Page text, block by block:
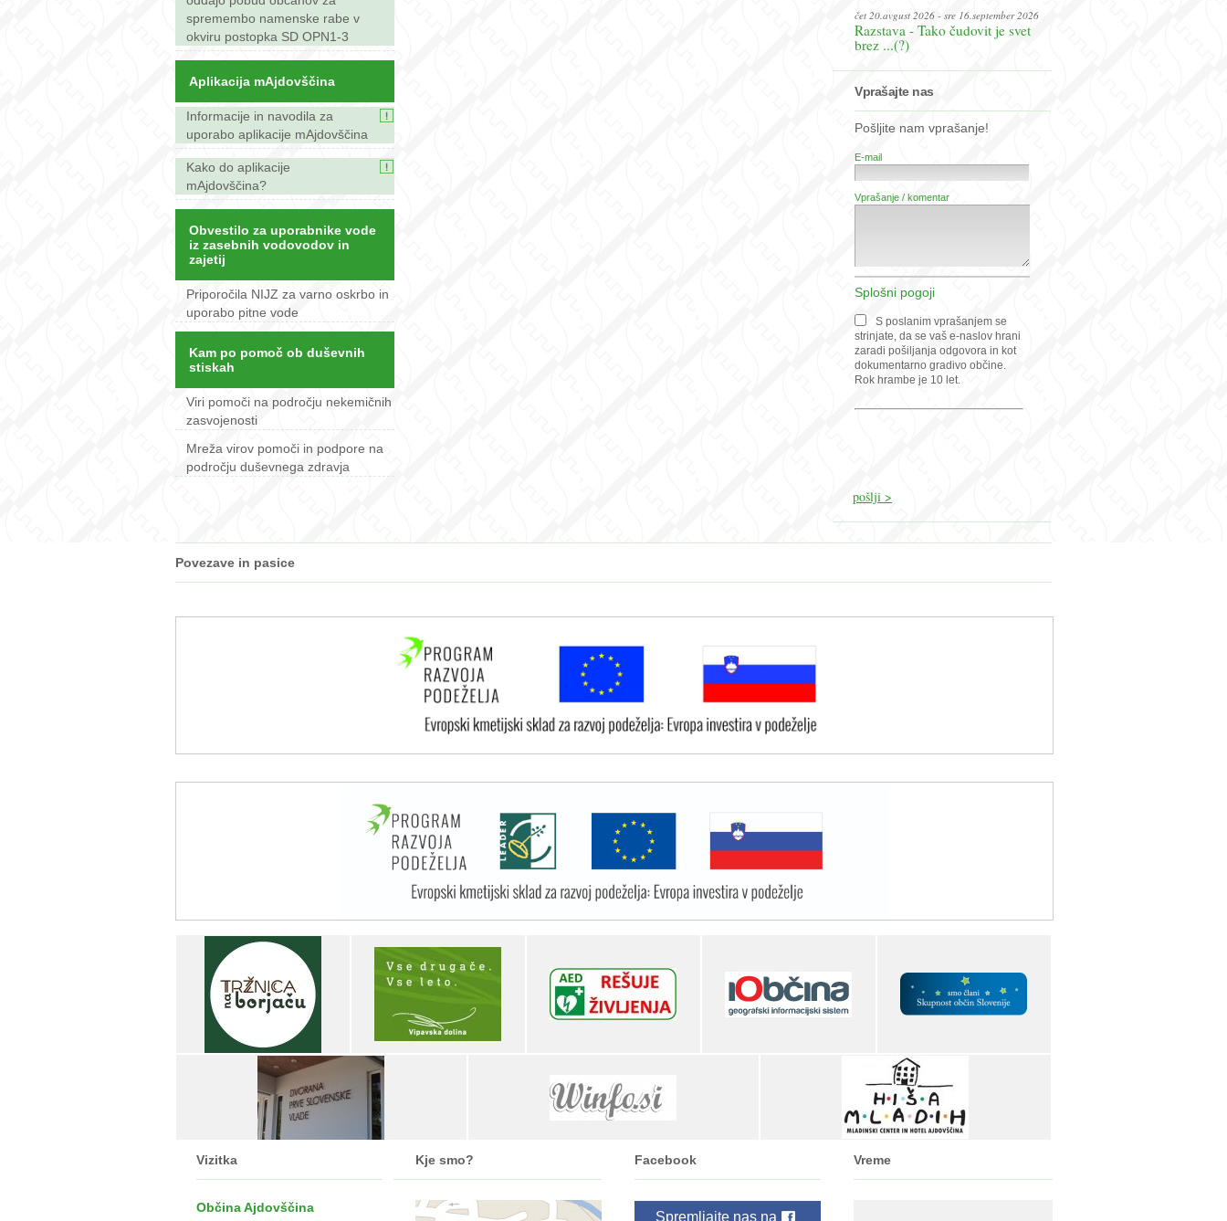
spremembo namenske rabe v
okviru postopka SD OPN1-3
Aplikacija mAjdovščina
Informacije in navodila za
uporabo aplikacije mAjdovščina
Kako do aplikacije
mAjdovščina?
Obvestilo za uporabnike vode
iz zasebnih vodovodov in
zajetij
Priporočila NIJZ za varno oskrbo in
uporabo pitne vode
Kam po pomoč ob duševnih
stiskah
Viri pomoči na področju nekemičnih
zasvojenosti
Mreža virov pomoči in podpore na
področju duševnega zdravja
čet 20.avgust 2026 - sre 16.september 2026
Razstava - Tako čudovit je svet
brez ...(?)
Vprašajte nas
Pošljite nam vprašanje!
E-mail
Vprašanje / komentar
Splošni pogoji
S poslanim vprašanjem se
strinjate, da se vaš e-naslov hrani
zaradi pošiljanja odgovora in kot
dokumentarno gradivo občine.
Rok hrambe je 10 let.
Povezave in pasice
Vizitka
Občina Ajdovščina
Kje smo? Facebook
Spremljajte nas na
Vreme